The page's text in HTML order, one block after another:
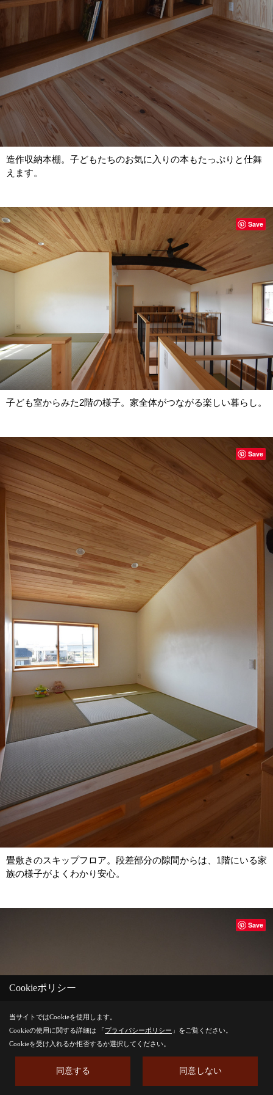
造作収納本棚。子どもたちのお気に入りの本もたっぷりと仕舞
えます。
子ども室からみた2階の様子。家全体がつながる楽しい暮らし。
Save
畳敷きのスキップフロア。段差部分の隙間からは、1階にいる家
族の様子がよくわかり安心。
Save
Save
Cookieポリシー
当サイトではCookieを使用します。
Cookieの使用に関する詳細は 「プライバシーポリシー 」をご覧ください。
Cookieを受け入れるか拒否するか選択してください。
同意する 同意しない